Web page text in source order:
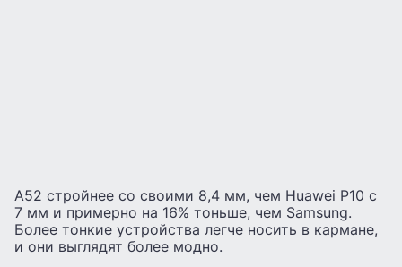
А52 стройнее со своими 8,4 мм, чем Huawei P10 с
7 мм и примерно на 16% тоньше, чем Samsung.
Более тонкие устройства легче носить в кармане,
и они выглядят более модно.